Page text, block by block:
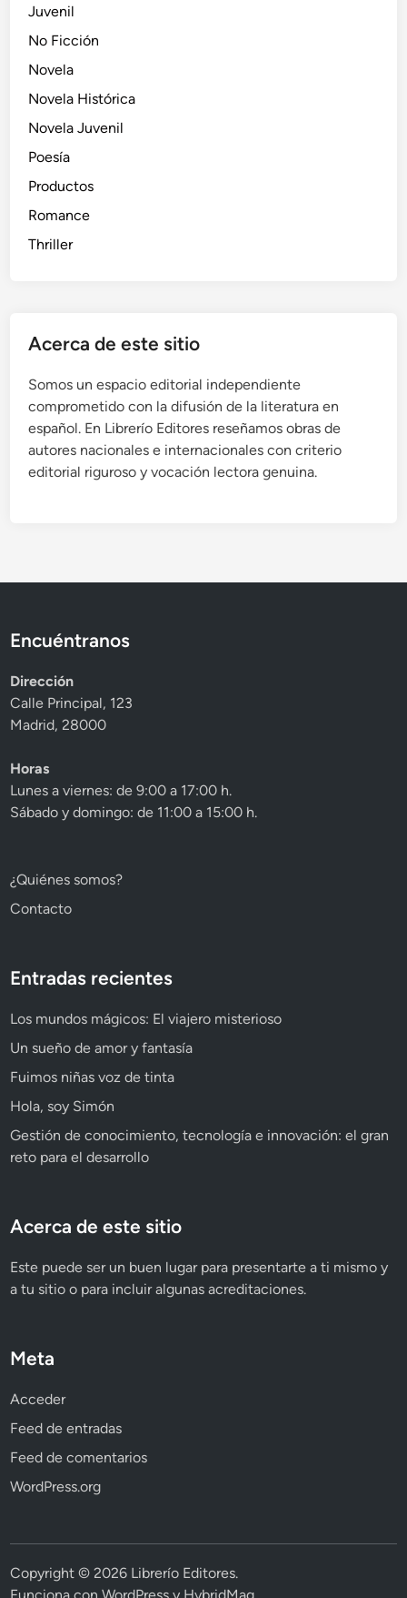
Juvenil
No Ficción
Novela
Novela Histórica
Novela Juvenil
Poesía
Productos
Romance
Thriller
Acerca de este sitio
Somos un espacio editorial independiente
comprometido con la difusión de la literatura en
español. En Librerío Editores reseñamos obras de
autores nacionales e internacionales con criterio
editorial riguroso y vocación lectora genuina.
Encuéntranos
Dirección
Calle Principal, 123
Madrid, 28000
Horas
Lunes a viernes: de 9:00 a 17:00 h.
Sábado y domingo: de 11:00 a 15:00 h.
¿Quiénes somos?
Contacto
Entradas recientes
Los mundos mágicos: El viajero misterioso
Un sueño de amor y fantasía
Fuimos niñas voz de tinta
Hola, soy Simón
Gestión de conocimiento, tecnología e innovación: el gran
reto para el desarrollo
Acerca de este sitio
Este puede ser un buen lugar para presentarte a ti mismo y
a tu sitio o para incluir algunas acreditaciones.
Meta
Acceder
Feed de entradas
Feed de comentarios
WordPress.org
Copyright © 2026 Librerío Editores.